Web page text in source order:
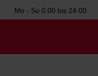
Mo - So 0:00 bis 24:00